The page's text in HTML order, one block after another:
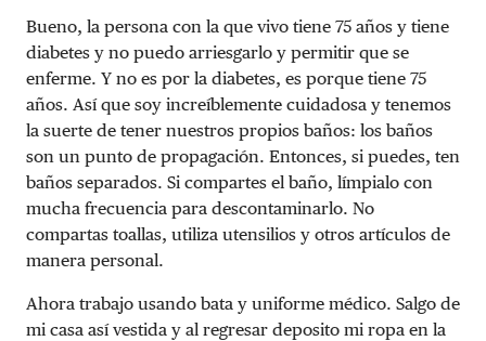
Bueno, la persona con la que vivo tiene 75 años y tiene
diabetes y no puedo arriesgarlo y permitir que se
enferme. Y no es por la diabetes, es porque tiene 75
años. Así que soy increíblemente cuidadosa y tenemos
la suerte de tener nuestros propios baños: los baños
son un punto de propagación. Entonces, si puedes, ten
baños separados. Si compartes el baño, límpialo con
mucha frecuencia para descontaminarlo. No
compartas toallas, utiliza utensilios y otros artículos de
manera personal.
Ahora trabajo usando bata y uniforme médico. Salgo de
mi casa así vestida y al regresar deposito mi ropa en la